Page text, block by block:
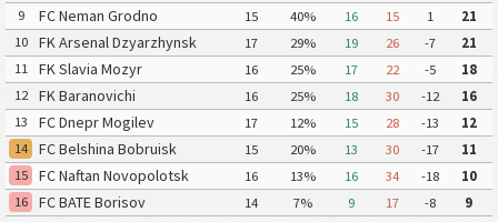
9
FC Neman Grodno 15 40% 16 15 1
21
10
FK Arsenal Dzyarzhynsk 17 29% 19 26 -7
21
11
FK Slavia Mozyr 16 25% 17 22 -5
18
12
FK Baranovichi 16 25% 18 30 -12
16
13
FC Dnepr Mogilev 17 12% 15 28 -13
12
14
FC Belshina Bobruisk 15 20% 13 30 -17
11
15
FC Naftan Novopolotsk 16 13% 16 34 -18
10
16
FC BATE Borisov 14 7% 9 17 -8
9